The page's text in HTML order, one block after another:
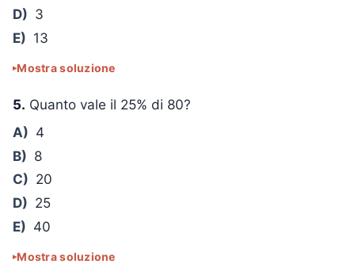
D) 3
E) 13
Mostra soluzione
5. Quanto vale il 25% di 80?
A) 4
B) 8
C) 20
D) 25
E) 40
Mostra soluzione